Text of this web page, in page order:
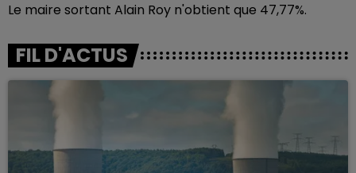
Le maire sortant Alain Roy n'obtient que 47,77%.
FIL D'ACTUS